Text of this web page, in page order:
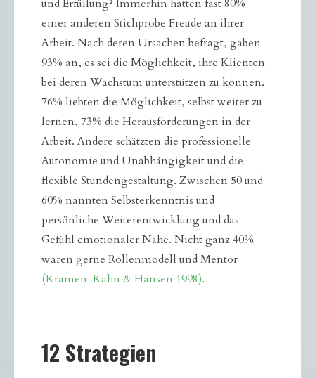
und Erfüllung? Immerhin hatten fast 80%
einer anderen Stichprobe Freude an ihrer
Arbeit. Nach deren Ursachen befragt, gaben
93% an, es sei die Möglichkeit, ihre Klienten
bei deren Wachstum unterstützen zu können.
76% liebten die Möglichkeit, selbst weiter zu
lernen, 73% die Herausforderungen in der
Arbeit. Andere schätzten die professionelle
Autonomie und Unabhängigkeit und die
flexible Stundengestaltung. Zwischen 50 und
60% nannten Selbsterkenntnis und
persönliche Weiterentwicklung und das
Gefühl emotionaler Nähe. Nicht ganz 40%
waren gerne Rollenmodell und Mentor
(Kramen-Kahn & Hansen 1998).
12 Strategien